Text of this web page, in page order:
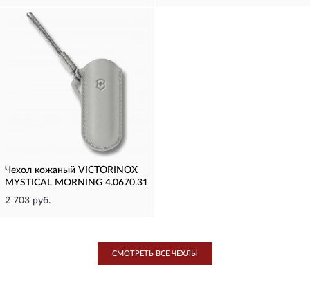
Чехол кожаный VICTORINOX
MYSTICAL MORNING 4.0670.31
2 703 руб.
СМОТРЕТЬ ВСЕ ЧЕХЛЫ